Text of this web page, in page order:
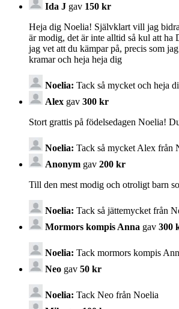
Ida J gav 150 kr
Heja dig Noelia! Självklart vill jag
är modig, det är inte alltid så kul att ha
jag vet att du kämpar på, precis som
kramar och heja heja dig
Noelia: Tack så mycket och heja
Alex gav 300 kr
Stort grattis på födelsedagen Noelia!
Noelia: Tack så mycket Alex från
Anonym gav 200 kr
Till den mest modig och otroligt barn
Noelia: Tack så jättemycket från
Mormors kompis Anna gav 300
Noelia: Tack mormors kompis
Neo gav 50 kr
Noelia: Tack Neo från Noelia